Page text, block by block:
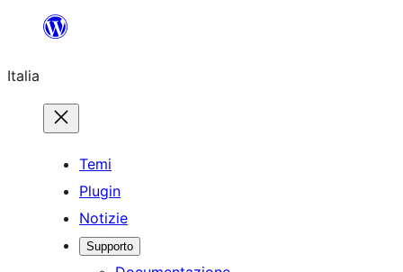
contenuto
Italia
Temi
Plugin
Notizie
Supporto